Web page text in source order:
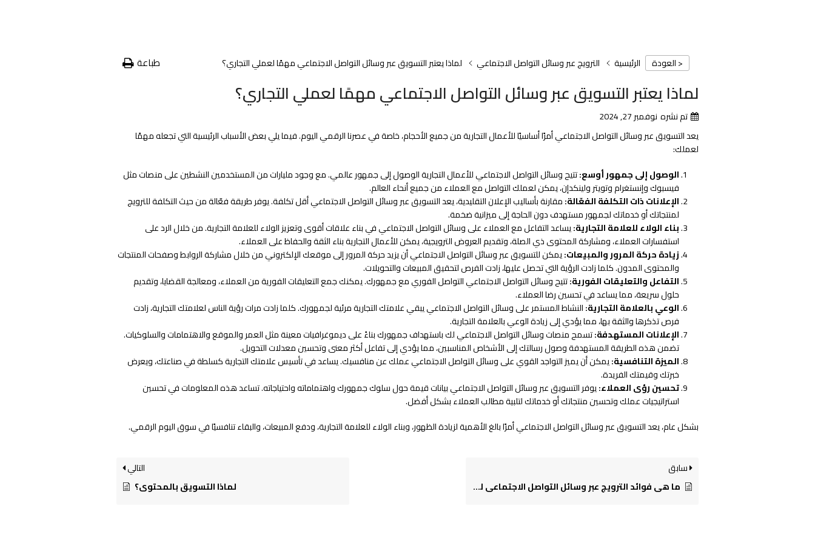
< العودة الرئيسية الترويج عبر وسائل التواصل الاجتماعي لماذا يعتبر التسويق عبر وسائل التواصل الاجتماعي مهمًا لعملي التجاري؟ طباعة
لماذا يعتبر التسويق عبر وسائل التواصل الاجتماعي مهمًا لعملي التجاري؟
تم نشره نوفمبر 27, 2024
يعد التسويق عبر وسائل التواصل الاجتماعي أمرًا أساسيًا للأعمال التجارية من جميع الأحجام، خاصة في عصرنا الرقمي اليوم. فيما يلي بعض الأسباب الرئيسية التي تجعله مهمًا
لعملك:
الوصول إلى جمهور أوسع:تتيح وسائل التواصل الاجتماعي للأعمال التجارية الوصول إلى جمهور عالمي. مع وجود مليارات من المستخدمين النشطين على منصات مثل
فيسبوك وإنستغرام وتويتر ولينكدإن، يمكن لعملك التواصل مع العملاء من جميع أنحاء العالم.
الإعلانات ذات التكلفة الفعّالة:مقارنة بأساليب الإعلان التقليدية، يعد التسويق عبر وسائل التواصل الاجتماعي أقل تكلفة. يوفر طريقة فعّالة من حيث التكلفة للترويج
لمنتجاتك أو خدماتك لجمهور مستهدف دون الحاجة إلى ميزانية ضخمة.
بناء الولاء للعلامة التجارية:يساعد التفاعل مع العملاء على وسائل التواصل الاجتماعي في بناء علاقات أقوى وتعزيز الولاء للعلامة التجارية. من خلال الرد على
استفسارات العملاء، ومشاركة المحتوى ذي الصلة، وتقديم العروض الترويجية، يمكن للأعمال التجارية بناء الثقة والحفاظ على العملاء.
زيادة حركة المرور والمبيعات:يمكن للتسويق عبر وسائل التواصل الاجتماعي أن يزيد حركة المرور إلى موقعك الإلكتروني من خلال مشاركة الروابط وصفحات المنتجات
والمحتوى المدون. كلما زادت الرؤية التي تحصل عليها، زادت الفرص لتحقيق المبيعات والتحويلات.
التفاعل والتعليقات الفورية:تتيح وسائل التواصل الاجتماعي التواصل الفوري مع جمهورك. يمكنك جمع التعليقات الفورية من العملاء، ومعالجة القضايا، وتقديم
حلول سريعة، مما يساعد في تحسين رضا العملاء.
الوعي بالعلامة التجارية:النشاط المستمر على وسائل التواصل الاجتماعي يبقي علامتك التجارية مرئية لجمهورك. كلما زادت مرات رؤية الناس لعلامتك التجارية، زادت
فرص تذكرها والثقة بها، مما يؤدي إلى زيادة الوعي بالعلامة التجارية.
الإعلانات المستهدفة:تسمح منصات وسائل التواصل الاجتماعي لك باستهداف جمهورك بناءً على ديموغرافيات معينة مثل العمر والموقع والاهتمامات والسلوكيات.
تضمن هذه الطريقة المستهدفة وصول رسالتك إلى الأشخاص المناسبين، مما يؤدي إلى تفاعل أكثر معنى وتحسين معدلات التحويل.
الميزة التنافسية:يمكن أن يميز التواجد القوي على وسائل التواصل الاجتماعي عملك عن منافسيك. يساعد في تأسيس علامتك التجارية كسلطة في صناعتك، ويعرض
خبرتك وقيمتك الفريدة.
تحسين رؤى العملاء:يوفر التسويق عبر وسائل التواصل الاجتماعي بيانات قيمة حول سلوك جمهورك واهتماماته واحتياجاته. تساعد هذه المعلومات في تحسين
استراتيجيات عملك وتحسين منتجاتك أو خدماتك لتلبية مطالب العملاء بشكل أفضل.
بشكل عام، يعد التسويق عبر وسائل التواصل الاجتماعي أمرًا بالغ الأهمية لزيادة الظهور، وبناء الولاء للعلامة التجارية، ودفع المبيعات، والبقاء تنافسيًا في سوق اليوم الرقمي.
سابق
ما هي فوائد الترويج عبر وسائل التواصل الاجتماعي لعملي التجاري الصغير؟
التالي
لماذا التسويق بالمحتوى؟